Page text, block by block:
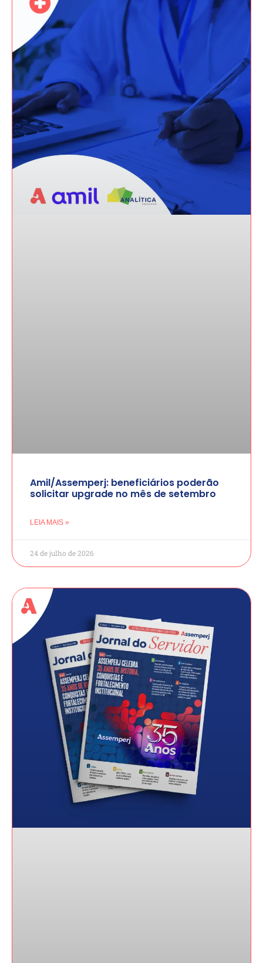
Amil/Assemperj: beneficiários poderão
solicitar upgrade no mês de setembro
LEIA MAIS »
24 de julho de 2026